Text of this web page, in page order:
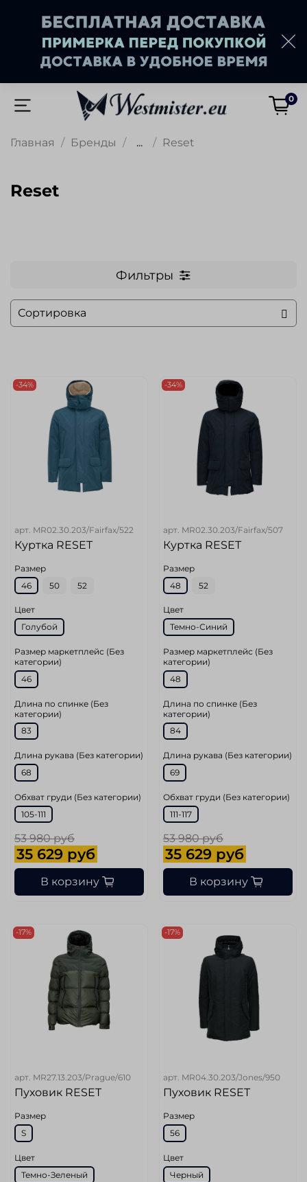
0
Главная Бренды ... Reset
Reset
Фильтры
-34%
арт. MR02.30.203/Fairfax/522
Куртка RESET
Размер
46
50 52
Цвет
Голубой
Размер маркетплейс (Без
категории)
46
Длина по спинке (Без
категории)
83
Длина рукава (Без категории)
68
Обхват груди (Без категории)
105-111
53 980 руб
35 629 руб
В корзину
-34%
арт. MR02.30.203/Fairfax/507
Куртка RESET
Размер
48
52
Цвет
Темно-Синий
Размер маркетплейс (Без
категории)
48
Длина по спинке (Без
категории)
84
Длина рукава (Без категории)
69
Обхват груди (Без категории)
111-117
53 980 руб
35 629 руб
В корзину
-17%
арт. MR27.13.203/Prague/610
Пуховик RESET
Размер
S
Цвет
Темно-Зеленый
-17%
арт. MR04.30.203/Jones/950
Пуховик RESET
Размер
56
Цвет
Черный